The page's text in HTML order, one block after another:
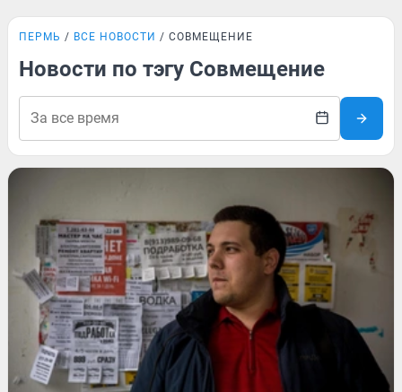
ПЕРМЬ ВСЕ НОВОСТИ СОВМЕЩЕНИЕ
Новости по тэгу Совмещение